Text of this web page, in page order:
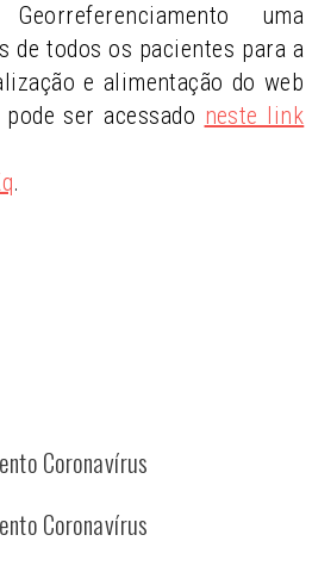
uma
de todos os pacientes para a
e alimentação do web
ser acessado neste link
.
Coronavírus
Coronavírus